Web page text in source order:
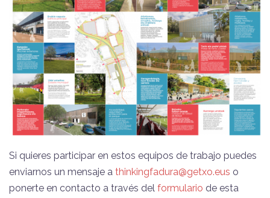
Si quieres participar en estos equipos de trabajo puedes
enviarnos un mensaje a thinkingfadura@getxo.eus o
ponerte en contacto a través del formulario de esta